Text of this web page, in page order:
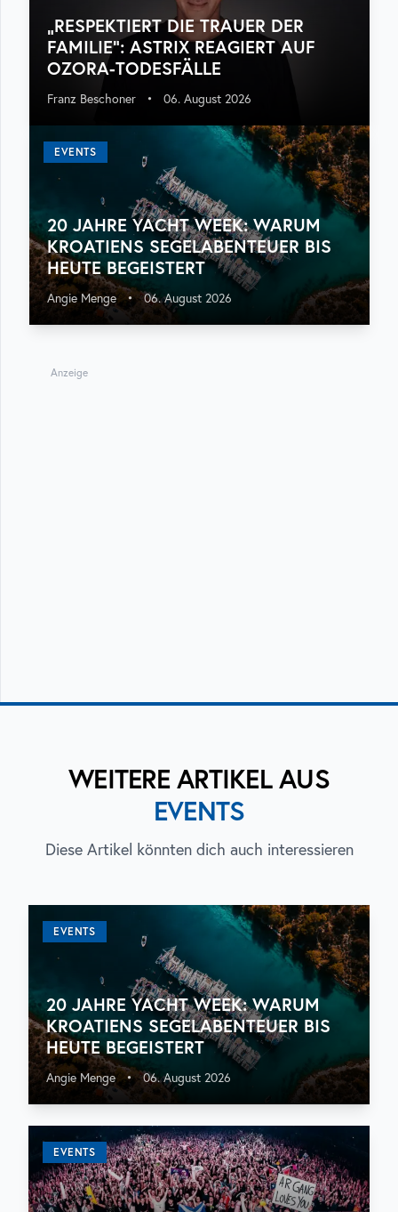
„RESPEKTIERT DIE TRAUER DER
FAMILIE“: ASTRIX REAGIERT AUF
OZORA-TODESFÄLLE
Franz Beschoner • 06. August 2026
EVENTS
20 JAHRE YACHT WEEK: WARUM
KROATIENS SEGELABENTEUER BIS
HEUTE BEGEISTERT
Angie Menge • 06. August 2026
Anzeige
WEITERE ARTIKEL AUS
EVENTS
Diese Artikel könnten dich auch interessieren
EVENTS
20 JAHRE YACHT WEEK: WARUM
KROATIENS SEGELABENTEUER BIS
HEUTE BEGEISTERT
Angie Menge • 06. August 2026
EVENTS